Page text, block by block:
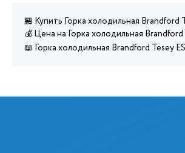
🏪 Купить Горка холодильная Brandford
💰 Цена на Горка холодильная
📖 Горка холодильная Brandford Tesey